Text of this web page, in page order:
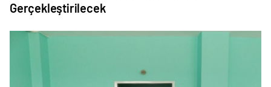
Gerçekleştirilecek